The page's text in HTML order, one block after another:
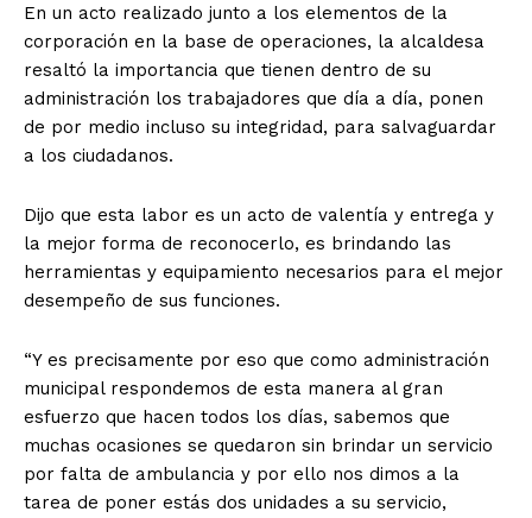
En un acto realizado junto a los elementos de la
corporación en la base de operaciones, la alcaldesa
resaltó la importancia que tienen dentro de su
administración los trabajadores que día a día, ponen
de por medio incluso su integridad, para salvaguardar
a los ciudadanos.
Dijo que esta labor es un acto de valentía y entrega y
la mejor forma de reconocerlo, es brindando las
herramientas y equipamiento necesarios para el mejor
desempeño de sus funciones.
“Y es precisamente por eso que como administración
municipal respondemos de esta manera al gran
esfuerzo que hacen todos los días, sabemos que
muchas ocasiones se quedaron sin brindar un servicio
por falta de ambulancia y por ello nos dimos a la
tarea de poner estás dos unidades a su servicio,